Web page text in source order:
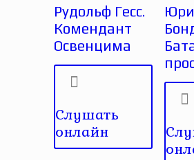
Рудольф Гесс.
Комендант
Освенцима
Слушать
онлайн